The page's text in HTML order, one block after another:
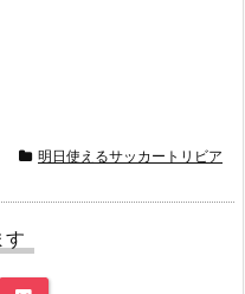
明日使えるサッカートリビア
す